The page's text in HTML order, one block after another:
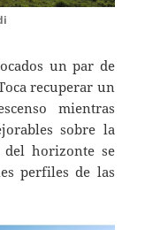
un par de
recuperar un
mientras
sobre la
horizonte se
perfiles de las